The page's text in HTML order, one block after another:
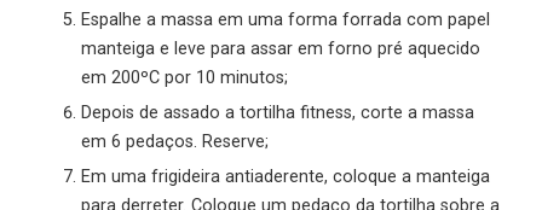
Espalhe a massa em uma forma forrada com papel
manteiga e leve para assar em forno pré aquecido
em 200ºC por 10 minutos;
Depois de assado a tortilha fitness, corte a massa
em 6 pedaços. Reserve;
Em uma frigideira antiaderente, coloque a manteiga
para derreter. Coloque um pedaço da tortilha sobre a